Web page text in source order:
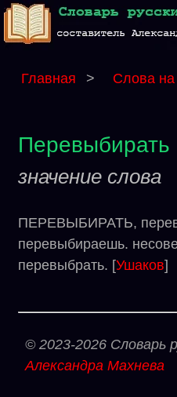
Главная > Слова на
Перевыбирать
значение слова
ПЕРЕВЫБИРАТЬ,
перевыбираешь.
перевыбрать. [Ушаков]
© 2023-2026 Словарь
Александра Махнева